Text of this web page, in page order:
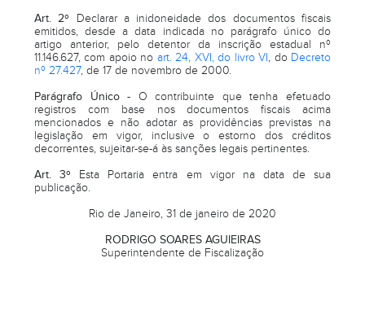
Art. 2º Declarar a inidoneidade dos documentos fiscais
emitidos, desde a data indicada no parágrafo único do
artigo anterior, pelo detentor da inscrição estadual nº
11.146.627, com apoio no art. 24, XVI, do livro VI, do Decreto
nº 27.427, de 17 de novembro de 2000.
Parágrafo Único - O contribuinte que tenha efetuado
registros com base nos documentos fiscais acima
mencionados e não adotar as providências previstas na
legislação em vigor, inclusive o estorno dos créditos
decorrentes, sujeitar-se-á às sanções legais pertinentes.
Art. 3º Esta Portaria entra em vigor na data de sua
publicação.
Rio de Janeiro, 31 de janeiro de 2020
RODRIGO SOARES AGUIEIRAS
Superintendente de Fiscalização